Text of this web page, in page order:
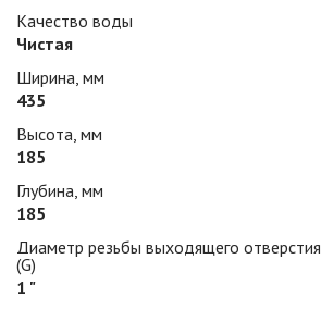
Качество воды
Чистая
Ширина, мм
435
Высота, мм
185
Глубина, мм
185
Диаметр резьбы выходящего отверстия
(G)
1 "